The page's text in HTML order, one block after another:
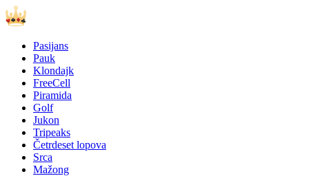
Pasijans
Pauk
Klondajk
FreeCell
Piramida
Golf
Jukon
Tripeaks
Četrdeset lopova
Srca
Mažong